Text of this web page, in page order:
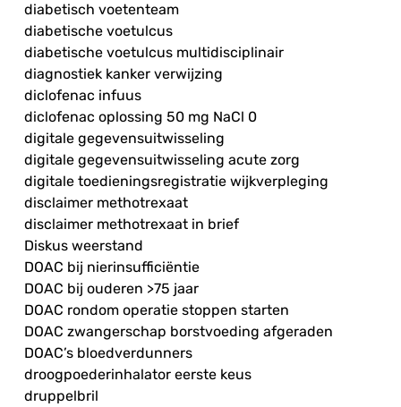
diabetisch voetenteam
diabetische voetulcus
diabetische voetulcus multidisciplinair
diagnostiek kanker verwijzing
diclofenac infuus
diclofenac oplossing 50 mg NaCl 0
digitale gegevensuitwisseling
digitale gegevensuitwisseling acute zorg
digitale toedieningsregistratie wijkverpleging
disclaimer methotrexaat
disclaimer methotrexaat in brief
Diskus weerstand
DOAC bij nierinsufficiëntie
DOAC bij ouderen >75 jaar
DOAC rondom operatie stoppen starten
DOAC zwangerschap borstvoeding afgeraden
DOAC’s bloedverdunners
droogpoederinhalator eerste keus
druppelbril